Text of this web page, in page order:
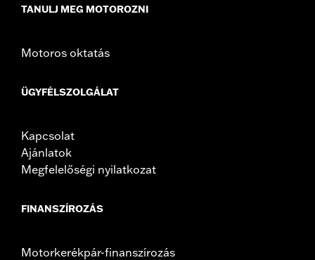
TANULJ MEG MOTOROZNI
Motoros oktatás
ÜGYFÉLSZOLGÁLAT
Kapcsolat
Ajánlatok
Megfelelőségi nyilatkozat
FINANSZÍROZÁS
Motorkerékpár-finanszírozás